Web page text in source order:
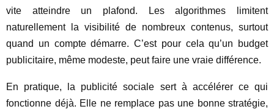
vite atteindre un plafond. Les algorithmes limitent
naturellement la visibilité de nombreux contenus, surtout
quand un compte démarre. C’est pour cela qu’un budget
publicitaire, même modeste, peut faire une vraie différence.
En pratique, la publicité sociale sert à accélérer ce qui
fonctionne déjà. Elle ne remplace pas une bonne stratégie,